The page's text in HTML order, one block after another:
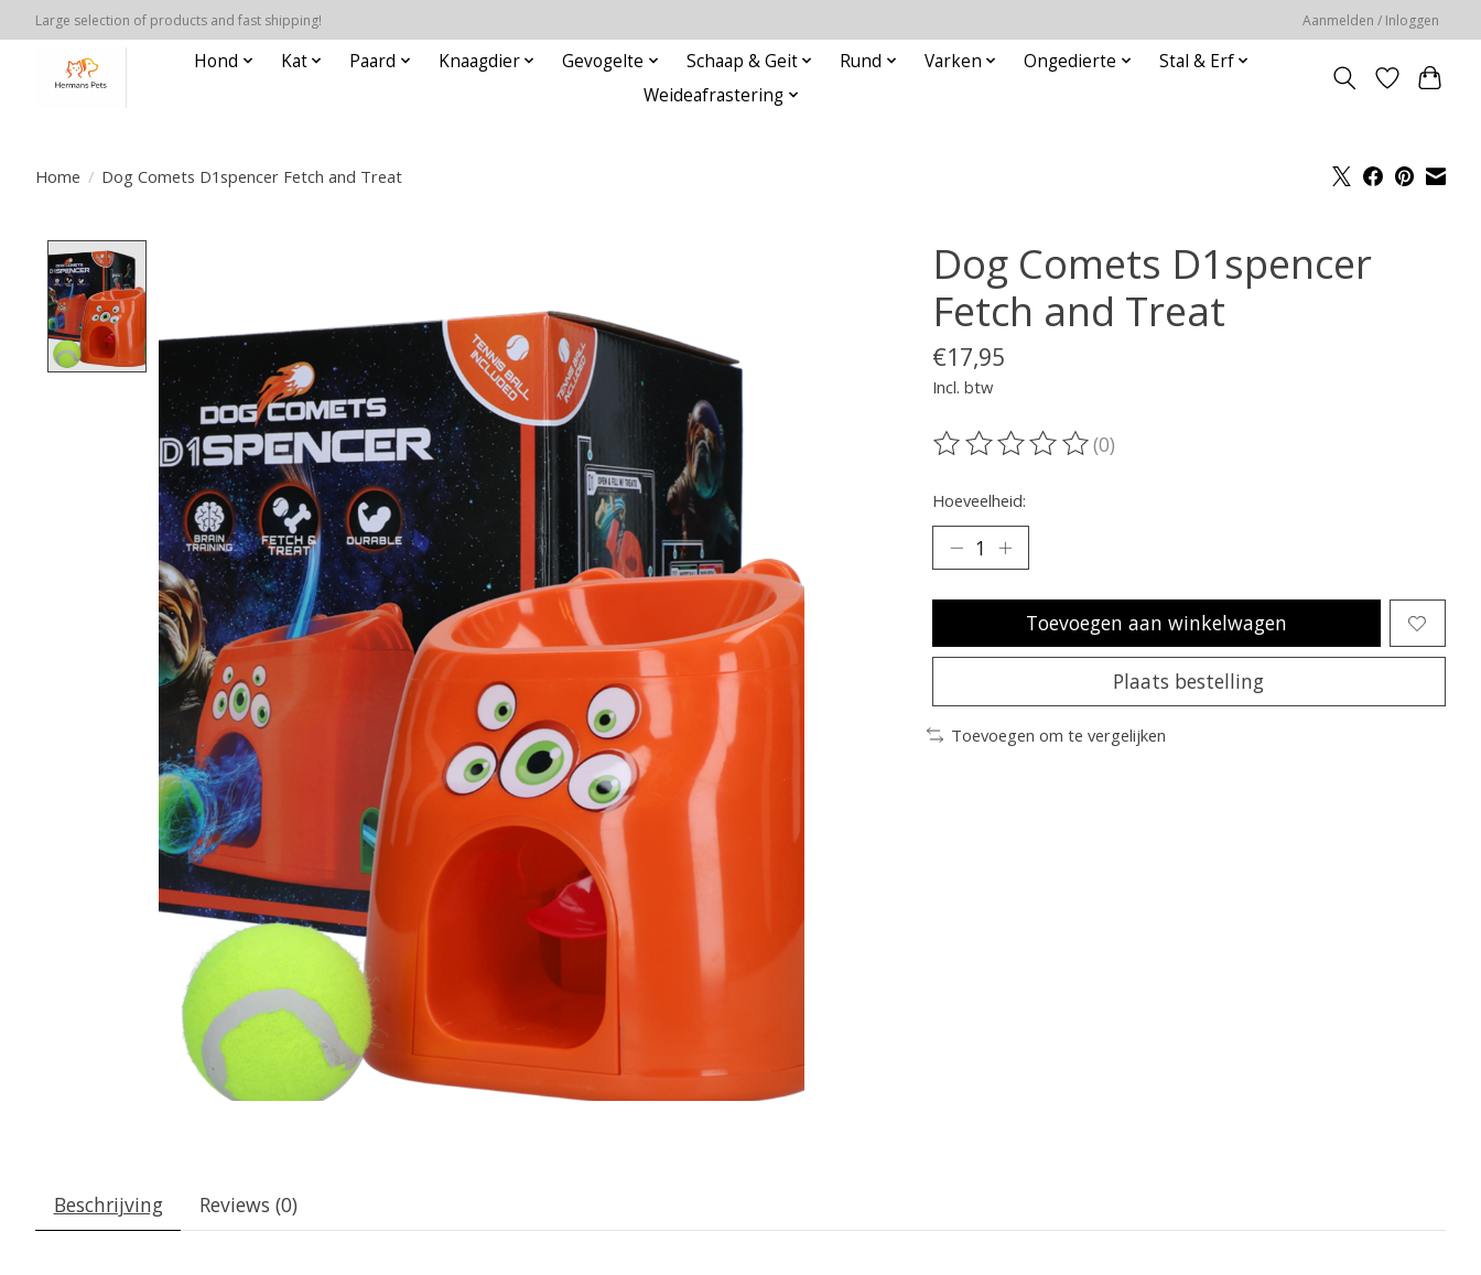
Large selection of products and fast shipping! Aanmelden / Inloggen
Hond Kat Paard Knaagdier Gevogelte Schaap & Geit Rund Varken Ongedierte
Stal & Erf
Weideafrastering
Home / Dog Comets D1spencer Fetch and Treat
Dog Comets D1spencer
Fetch and Treat
€17,95
Incl. btw
De beoordeling van dit product is
(0)
Hoeveelheid:
Toevoegen aan winkelwagen
Plaats bestelling
Toevoegen om te vergelijken
Beschrijving Reviews (0)